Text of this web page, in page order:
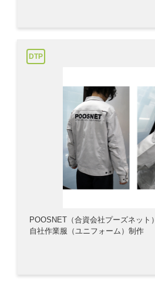
DTP
POOSNET（合資会社プーズネット）
自社作業服（ユニフォーム）制作